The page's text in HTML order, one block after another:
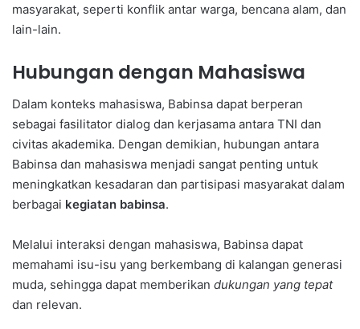
masyarakat, seperti konflik antar warga, bencana alam, dan
lain-lain.
Hubungan dengan Mahasiswa
Dalam konteks mahasiswa, Babinsa dapat berperan
sebagai fasilitator dialog dan kerjasama antara TNI dan
civitas akademika. Dengan demikian, hubungan antara
Babinsa dan mahasiswa menjadi sangat penting untuk
meningkatkan kesadaran dan partisipasi masyarakat dalam
berbagai kegiatan babinsa.
Melalui interaksi dengan mahasiswa, Babinsa dapat
memahami isu-isu yang berkembang di kalangan generasi
muda, sehingga dapat memberikan dukungan yang tepat
dan relevan.